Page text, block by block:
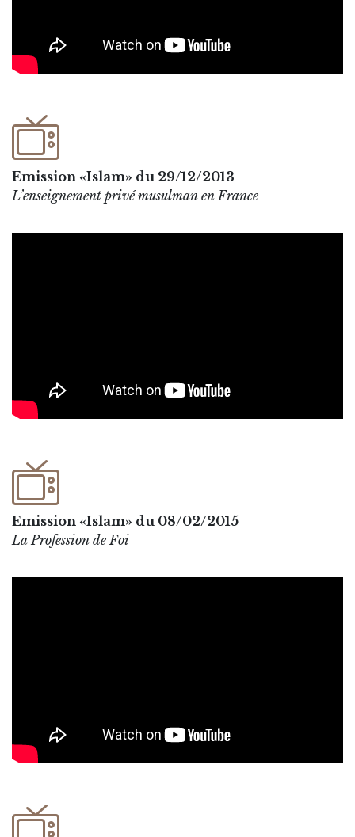
Emission «Islam» du 29/12/2013
L’enseignement privé musulman en France
Emission «Islam» du 08/02/2015
La Profession de Foi